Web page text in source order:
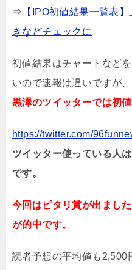
⇒ 【IPO初値結果一覧表
きなどチェックに
初値結果はチャートなど
いので速報は遅いですが、
黒澤のツイッターでは初
https://twitter.com/
ツイッター使っている人
です。
今回はピタリ賞が出まし
が的中です。
読者予想の平均値も2,500